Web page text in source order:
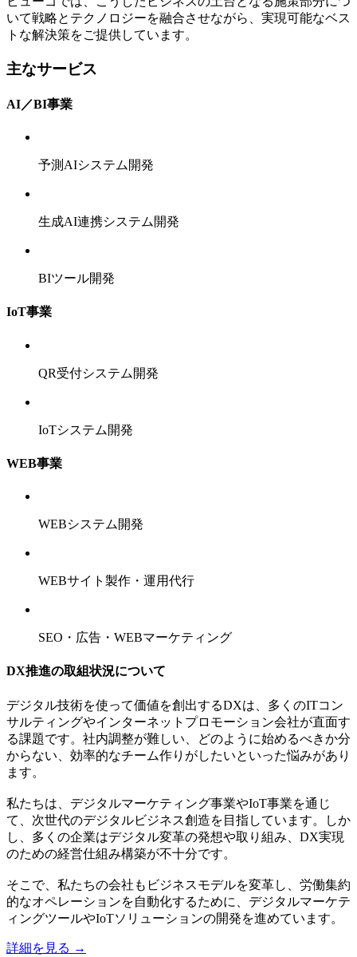
いて戦略とテクノロジーを融合させながら、実現可能なベス
トな解決策をご提供しています。
主なサービス
AI／BI事業
予測AIシステム開発
生成AI連携システム開発
BIツール開発
IoT事業
QR受付システム開発
IoTシステム開発
WEB事業
WEBシステム開発
WEBサイト製作・運用代行
SEO・広告・WEBマーケティング
DX推進の取組状況について
デジタル技術を使って価値を創出するDXは、多くのITコン
サルティングやインターネットプロモーション会社が直面す
る課題です。社内調整が難しい、どのように始めるべきか分
からない、効率的なチーム作りがしたいといった悩みがあり
ます。
私たちは、デジタルマーケティング事業やIoT事業を通じ
て、次世代のデジタルビジネス創造を目指しています。しか
し、多くの企業はデジタル変革の発想や取り組み、DX実現
のための経営仕組み構築が不十分です。
そこで、私たちの会社もビジネスモデルを変革し、労働集約
的なオペレーションを自動化するために、デジタルマーケテ
ィングツールやIoTソリューションの開発を進めています。
詳細を見る →